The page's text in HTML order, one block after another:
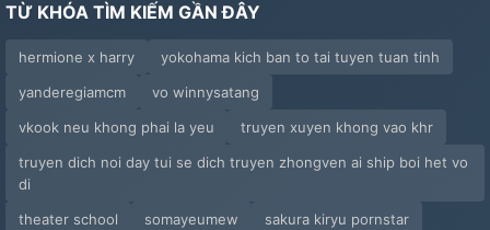
TỪ KHÓA TÌM KIẾM GẦN ĐÂY
hermione x harry
yokohama kich ban to tai tuyen tuan tinh
yanderegiamcm
vo winnysatang
vkook neu khong phai la yeu
truyen xuyen khong vao khr
truyen dich noi day tui se dich truyen zhongven ai ship boi het vo
di
theater school
somayeumew
sakura kiryu pornstar